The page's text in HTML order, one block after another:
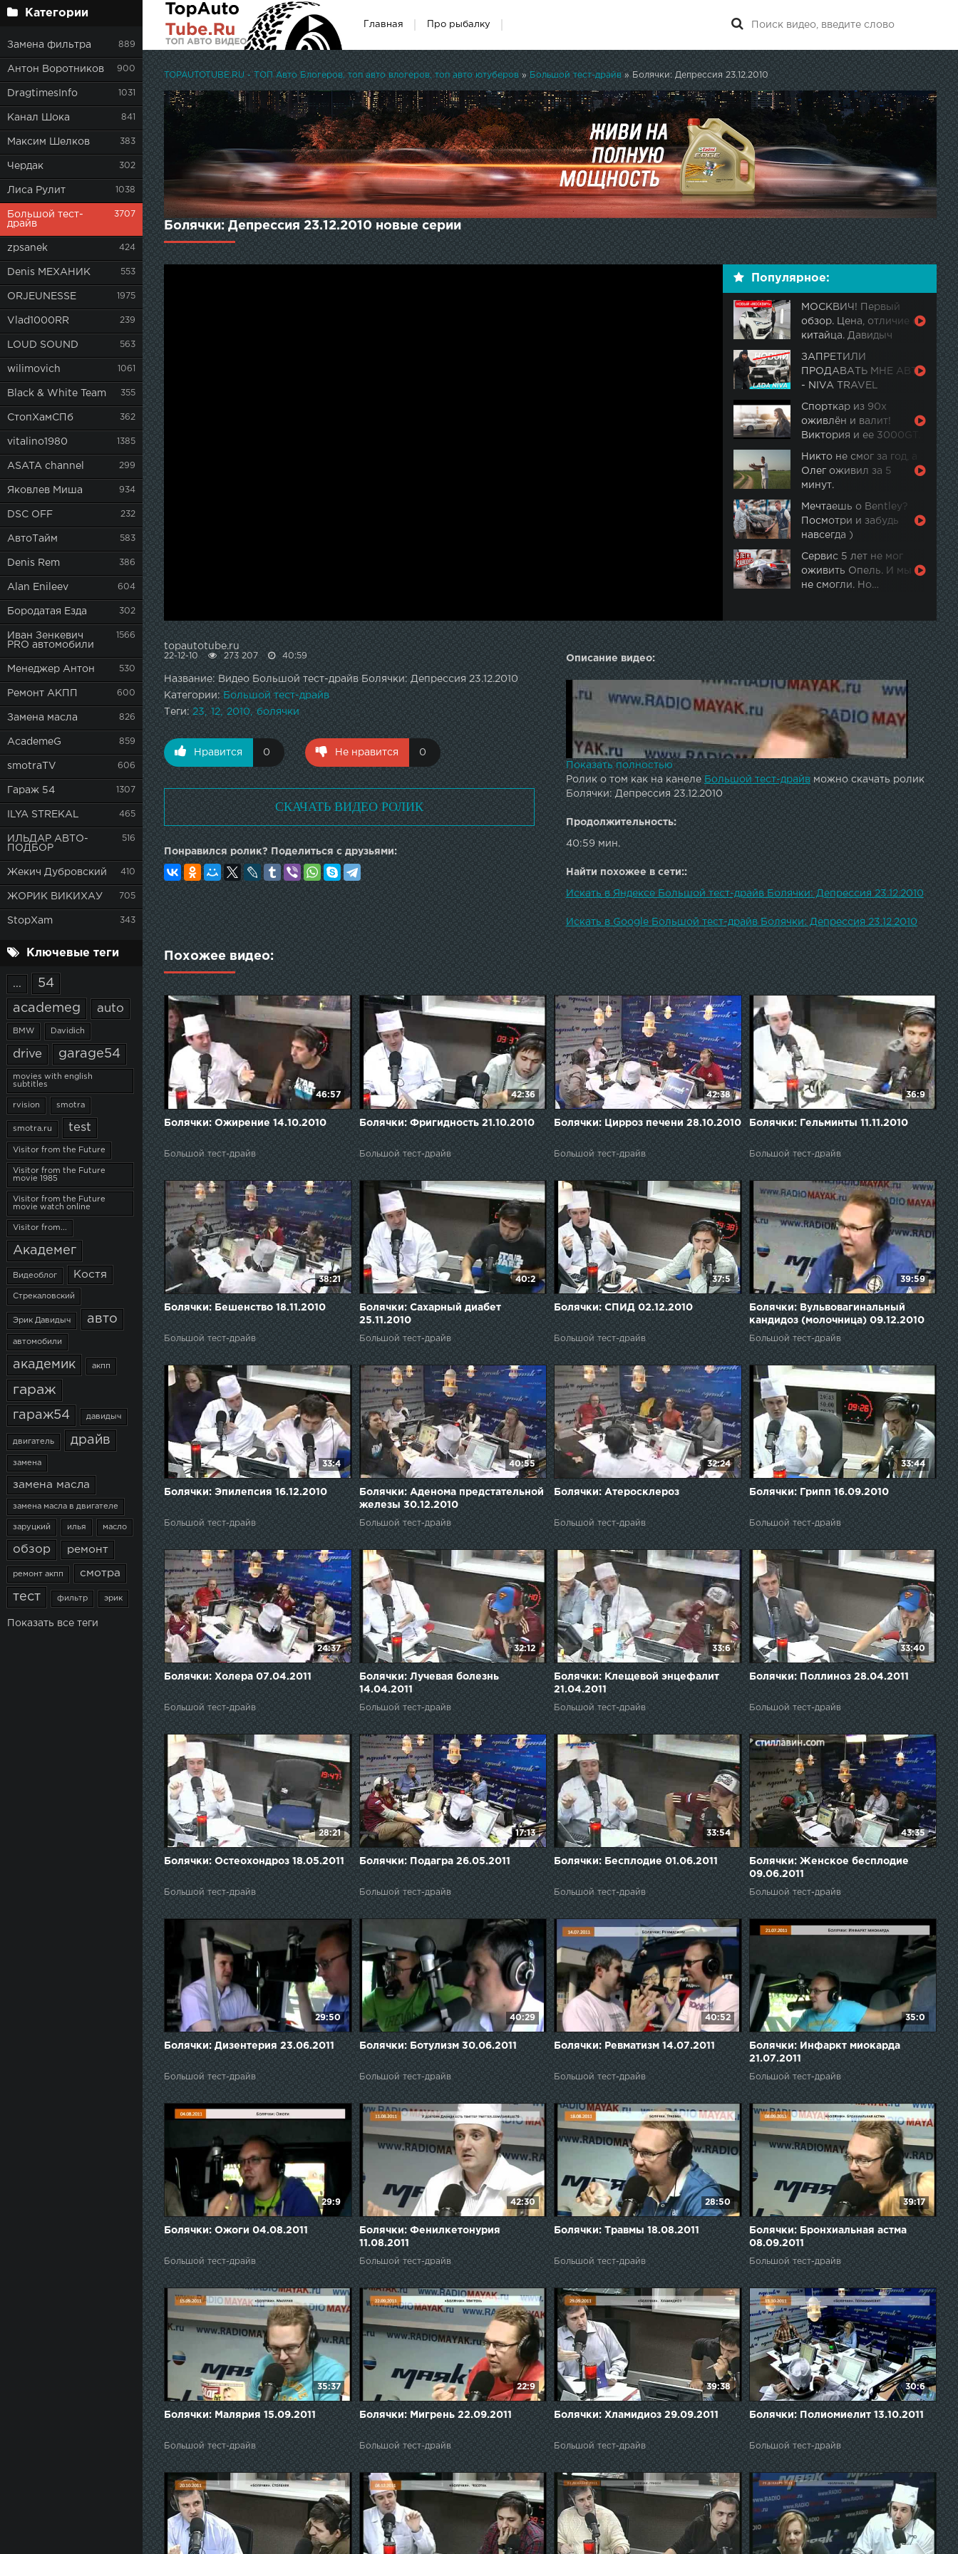
Категории
Замена фильтра 889
Антон Воротников 900
DragtimesInfo 1031
Канал Шока 841
Максим Шелков 383
Чердак 302
Лиса Рулит 1038
Большой тест-
драйв
3707
zpsanek 424
Denis МЕХАНИК 553
ORJEUNESSE 1975
Vlad1000RR 239
LOUD SOUND 563
wilimovich 1061
Black & White Team 355
СтопХамСПб 362
vitalino1980 1385
ASATA channel 299
Яковлев Миша 934
DSC OFF 232
АвтоТайм 583
Denis Rem 386
Alan Enileev 604
Бородатая Езда 302
Иван Зенкевич
PRO автомобили
1566
Менеджер Антон 530
Ремонт АКПП 600
Замена масла 826
AcademeG 859
smotraTV 606
Гараж 54 1307
ILYA STREKAL 465
ИЛЬДАР АВТО-
ПОДБОР
516
Жекич Дубровский 410
ЖОРИК ВИКИХАУ 705
StopXam 343
Ключевые теги
... 54
academeg auto
BMW Davidich
drive garage54
movies with english
subtitles
rvision smotra
smotra.ru test
Visitor from the Future
Visitor from the Future
movie 1985
Visitor from the Future
movie watch online
Visitor from...
Академег
Видеоблог Костя
Стрекаловский
Эрик Давидыч авто
автомобили
академик акпп
гараж
гараж54 давидыч
двигатель драйв
замена
замена масла
замена масла в двигателе
заруцкий илья масло
обзор ремонт
ремонт акпп смотра
тест фильтр эрик
Показать все теги
Главная Про рыбалку
TOPAUTOTUBE.RU - ТОП Авто Блогеров, топ авто влогеров, топ авто ютуберов» Большой тест-драйв» Болячки: Депрессия 23.12.2010
Болячки: Депрессия 23.12.2010 новые серии
Популярное:
МОСКВИЧ! Первый
обзор. Цена, отличие от
китайца. Давидыч
ЗАПРЕТИЛИ
ПРОДАВАТЬ МНЕ АВТО
- NIVA TRAVEL
Спорткар из 90х
оживлён и валит!
Виктория и ее 3000GT.
Никто не смог за год, а
Олег оживил за 5
минут.
Мечтаешь о Bentley?
Посмотри и забудь
навсегда )
Сервис 5 лет не мог
оживить Опель. И мы
не смогли. Но…
topautotube.ru
Описание видео:
Показать полностью
Ролик о том как на канелеБольшой тест-драйвможно скачать ролик
Болячки: Депрессия 23.12.2010
Продолжительность:
40:59 мин.
Найти похожее в сети::
Искать в Яндексе Большой тест-драйв Болячки: Депрессия 23.12.2010
Искать в Google Большой тест-драйв Болячки: Депрессия 23.12.2010
22-12-10 273 207 40:59
Название: Видео Большой тест-драйв Болячки: Депрессия 23.12.2010
Категории: Большой тест-драйв
Теги: 23 12 2010 болячки
Нравится 0 Не нравится 0
СКАЧАТЬ ВИДЕО РОЛИК
Понравился ролик? Поделиться с друзьями:
Похожее видео:
46:57
Болячки: Ожирение 14.10.2010
Большой тест-драйв
42:36
Болячки: Фригидность 21.10.2010
Большой тест-драйв
42:38
Болячки: Цирроз печени 28.10.2010
Большой тест-драйв
36:9
Болячки: Гельминты 11.11.2010
Большой тест-драйв
38:21
Болячки: Бешенство 18.11.2010
Большой тест-драйв
40:2
Болячки: Сахарный диабет
25.11.2010
Большой тест-драйв
37:5
Болячки: СПИД 02.12.2010
Большой тест-драйв
39:59
Болячки: Вульвовагинальный
кандидоз (молочница) 09.12.2010
Большой тест-драйв
33:4
Болячки: Эпилепсия 16.12.2010
Большой тест-драйв
40:55
Болячки: Аденома предстательной
железы 30.12.2010
Большой тест-драйв
32:24
Болячки: Атеросклероз
Большой тест-драйв
33:44
Болячки: Грипп 16.09.2010
Большой тест-драйв
24:37
Болячки: Холера 07.04.2011
Большой тест-драйв
32:12
Болячки: Лучевая болезнь
14.04.2011
Большой тест-драйв
33:6
Болячки: Клещевой энцефалит
21.04.2011
Большой тест-драйв
33:40
Болячки: Поллиноз 28.04.2011
Большой тест-драйв
28:21
Болячки: Остеохондроз 18.05.2011
Большой тест-драйв
17:13
Болячки: Подагра 26.05.2011
Большой тест-драйв
33:54
Болячки: Бесплодие 01.06.2011
Большой тест-драйв
43:35
Болячки: Женское бесплодие
09.06.2011
Большой тест-драйв
29:50
Болячки: Дизентерия 23.06.2011
Большой тест-драйв
40:29
Болячки: Ботулизм 30.06.2011
Большой тест-драйв
40:52
Болячки: Ревматизм 14.07.2011
Большой тест-драйв
35:0
Болячки: Инфаркт миокарда
21.07.2011
Большой тест-драйв
29:9
Болячки: Ожоги 04.08.2011
Большой тест-драйв
42:30
Болячки: Фенилкетонурия
11.08.2011
Большой тест-драйв
28:50
Болячки: Травмы 18.08.2011
Большой тест-драйв
39:17
Болячки: Бронхиальная астма
08.09.2011
Большой тест-драйв
35:37
Болячки: Малярия 15.09.2011
Большой тест-драйв
22:9
Болячки: Мигрень 22.09.2011
Большой тест-драйв
39:38
Болячки: Хламидиоз 29.09.2011
Большой тест-драйв
30:6
Болячки: Полиомиелит 13.10.2011
Большой тест-драйв